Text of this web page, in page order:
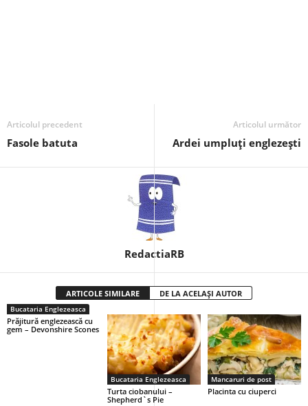
Articolul precedent
Fasole batuta
Articolul următor
Ardei umpluţi englezeşti
RedactiaRB
ARTICOLE SIMILARE DE LA ACELAȘI AUTOR
Bucataria Englezeasca
Prăjitură englezească cu
gem – Devonshire Scones
Bucataria Englezeasca
Turta ciobanului –
Shepherd`s Pie
Mancaruri de post
Placinta cu ciuperci